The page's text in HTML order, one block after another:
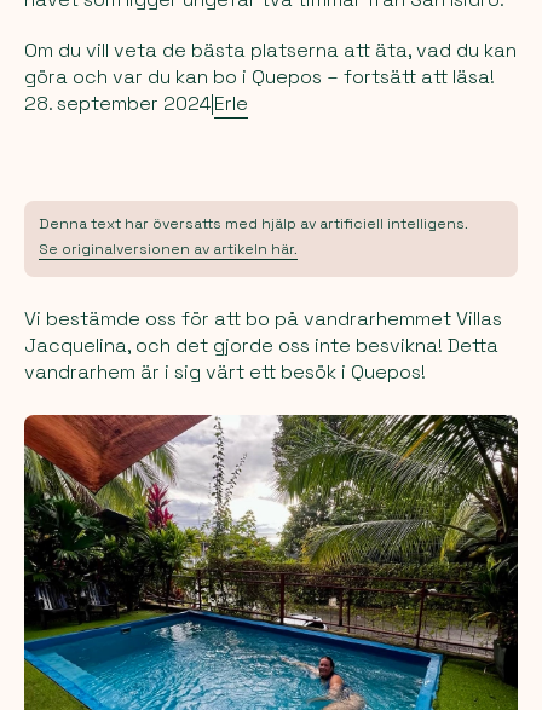
Om du vill veta de bästa platserna att äta, vad du kan
göra och var du kan bo i Quepos – fortsätt att läsa!
28. september 2024|Erle
Denna text har översatts med hjälp av artificiell intelligens.
Se originalversionen av artikeln här.
Vi bestämde oss för att bo på vandrarhemmet Villas
Jacquelina, och det gjorde oss inte besvikna! Detta
vandrarhem är i sig värt ett besök i Quepos!